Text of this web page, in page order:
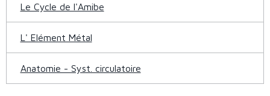
Le Cycle de l'Amibe
L' Elément Métal
Anatomie - Syst. circulatoire